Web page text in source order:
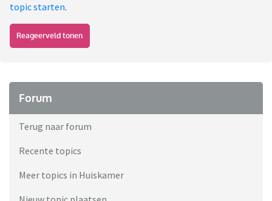
topic starten.
Reageerveld tonen
Forum
Terug naar forum
Recente topics
Meer topics in Huiskamer